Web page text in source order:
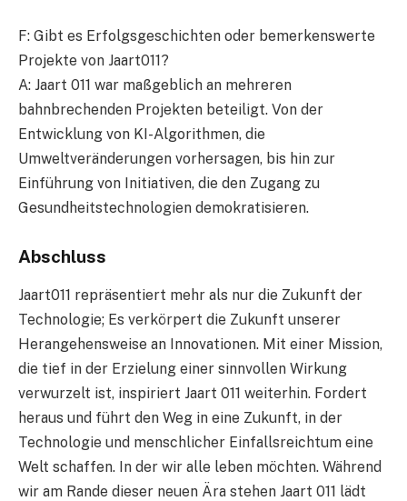
F: Gibt es Erfolgsgeschichten oder bemerkenswerte
Projekte von Jaart011?
A: Jaart 011 war maßgeblich an mehreren
bahnbrechenden Projekten beteiligt. Von der
Entwicklung von KI-Algorithmen, die
Umweltveränderungen vorhersagen, bis hin zur
Einführung von Initiativen, die den Zugang zu
Gesundheitstechnologien demokratisieren.
Abschluss
Jaart011 repräsentiert mehr als nur die Zukunft der
Technologie; Es verkörpert die Zukunft unserer
Herangehensweise an Innovationen. Mit einer Mission,
die tief in der Erzielung einer sinnvollen Wirkung
verwurzelt ist, inspiriert Jaart 011 weiterhin. Fordert
heraus und führt den Weg in eine Zukunft, in der
Technologie und menschlicher Einfallsreichtum eine
Welt schaffen. In der wir alle leben möchten. Während
wir am Rande dieser neuen Ära stehen Jaart 011 lädt